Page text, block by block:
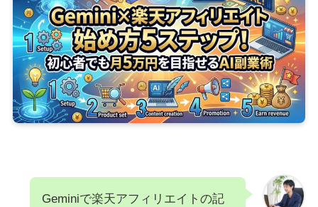
Geminiで楽天アフィリエイトの記